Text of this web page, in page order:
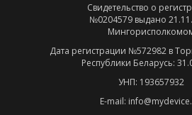
Свидетельство о
№0204579 выдано
Дата регистрации №572982 в
Республики Беларусь:
УНП: 193657932
E-mail: